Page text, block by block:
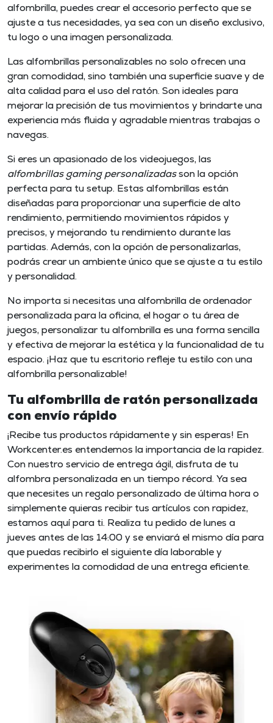
alfombrilla, puedes crear el accesorio perfecto que se
ajuste a tus necesidades, ya sea con un diseño exclusivo,
tu logo o una imagen personalizada.
Las alfombrillas personalizables no solo ofrecen una
gran comodidad, sino también una superficie suave y de
alta calidad para el uso del ratón. Son ideales para
mejorar la precisión de tus movimientos y brindarte una
experiencia más fluida y agradable mientras trabajas o
navegas.
Si eres un apasionado de los videojuegos, las
alfombrillas gaming personalizadasson la opción
perfecta para tu setup. Estas alfombrillas están
diseñadas para proporcionar una superficie de alto
rendimiento, permitiendo movimientos rápidos y
precisos, y mejorando tu rendimiento durante las
partidas. Además, con la opción de personalizarlas,
podrás crear un ambiente único que se ajuste a tu estilo
y personalidad.
No importa si necesitas unaalfombrilla de ordenador
personalizadapara la oficina, el hogar o tu área de
juegos, personalizar tu alfombrilla es una forma sencilla
y efectiva de mejorar la estética y la funcionalidad de tu
espacio. ¡Haz que tu escritorio refleje tu estilo con una
alfombrilla personalizable!
Tu alfombrilla de ratón personalizada
con envío rápido
¡Recibe tus productos rápidamente y sin esperas! En
Workcenter.es entendemos la importancia de la rapidez.
Con nuestro servicio de entrega ágil, disfruta de tu
alfombra personalizada en un tiempo récord. Ya sea
que necesites un regalo personalizado de última hora o
simplemente quieras recibir tus artículos con rapidez,
estamos aquí para ti. Realiza tu pedido de lunes a
jueves antes de las 14:00 y se enviará el mismo día para
que puedas recibirlo el siguiente día laborable y
experimentes la comodidad de una entrega eficiente.